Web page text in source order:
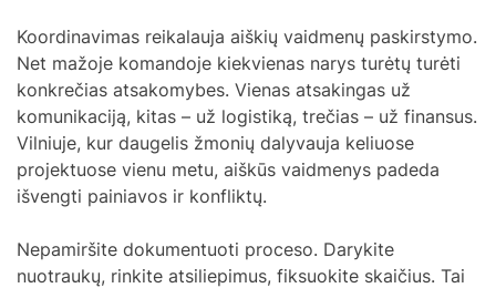
Koordinavimas reikalauja aiškių vaidmenų paskirstymo.
Net mažoje komandoje kiekvienas narys turėtų turėti
konkrečias atsakomybes. Vienas atsakingas už
komunikaciją, kitas – už logistiką, trečias – už finansus.
Vilniuje, kur daugelis žmonių dalyvauja keliuose
projektuose vienu metu, aiškūs vaidmenys padeda
išvengti painiavos ir konfliktų.
Nepamiršite dokumentuoti proceso. Darykite
nuotraukų, rinkite atsiliepimus, fiksuokite skaičius. Tai